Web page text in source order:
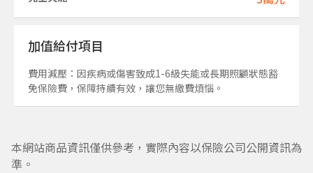
加值給付項目
費用減壓：因疾病或傷害致成1-6級失能或長期照顧狀態豁
免保險費，保障持續有效，讓您無繳費煩惱。
本網站商品資訊僅供參考，實際內容以保險公司公開資訊為
準。